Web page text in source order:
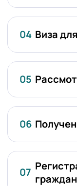
04 Виза
05
06
07 граждан